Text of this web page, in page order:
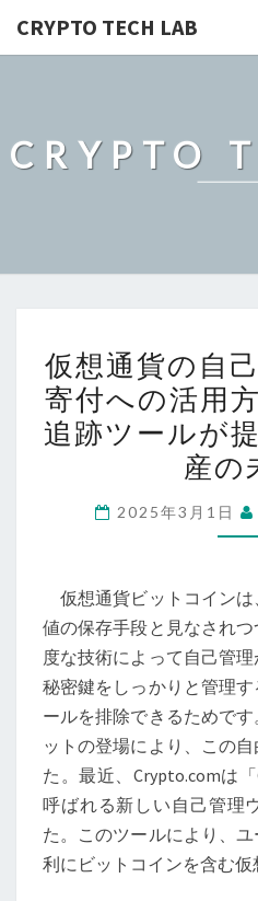
CRYPTO TECH LAB
CRYPTO
と
寄
仮想通貨の自
寄付への活用
追跡ツールが
産の
2025年3月1日
仮想通貨ビットコインは
値の保存手段と見なされ
度な技術によって自己管
秘密鍵をしっかりと管理
ールを排除できるためで
ットの登場により、この
た。最近、Crypto.comは
呼ばれる新しい自己管理
た。このツールにより、
利にビットコインを含む仮